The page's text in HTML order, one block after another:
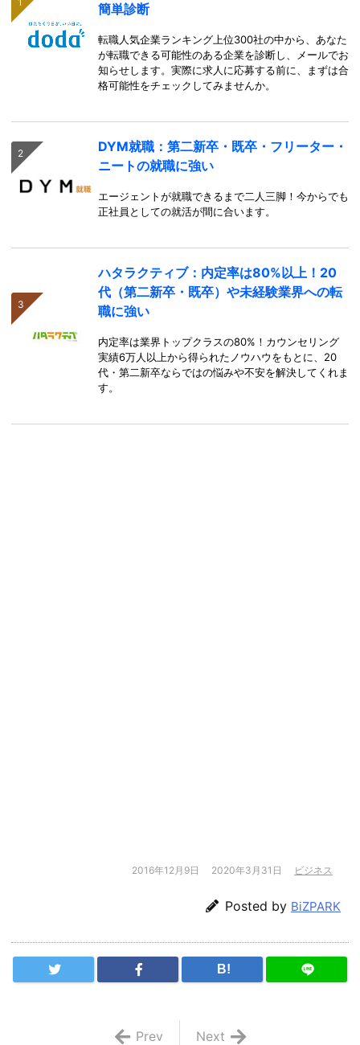
簡単診断
転職人気企業ランキング上位300社の中から、あなた
が転職できる可能性のある企業を診断し、メールでお
知らせします。実際に求人に応募する前に、まずは合
格可能性をチェックしてみませんか。
DYM就職：第二新卒・既卒・フリーター・
ニートの就職に強い
エージェントが就職できるまで二人三脚！今からでも
正社員としての就活が間に合います。
ハタラクティブ：内定率は80%以上！20
代（第二新卒・既卒）や未経験業界への転
職に強い
内定率は業界トップクラスの80%！カウンセリング
実績6万人以上から得られたノウハウをもとに、20
代・第二新卒ならではの悩みや不安を解決してくれま
す。
2016年12月9日 2020年3月31日 ビジネス
Posted by BiZPARK
B!
Next
Prev